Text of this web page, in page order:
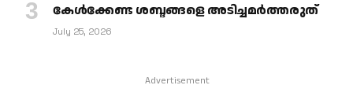
കേള്‍ക്കേണ്ട ശബ്ദങ്ങളെ അടിച്ചമര്‍ത്തരുത്
July 25, 2026
Advertisement